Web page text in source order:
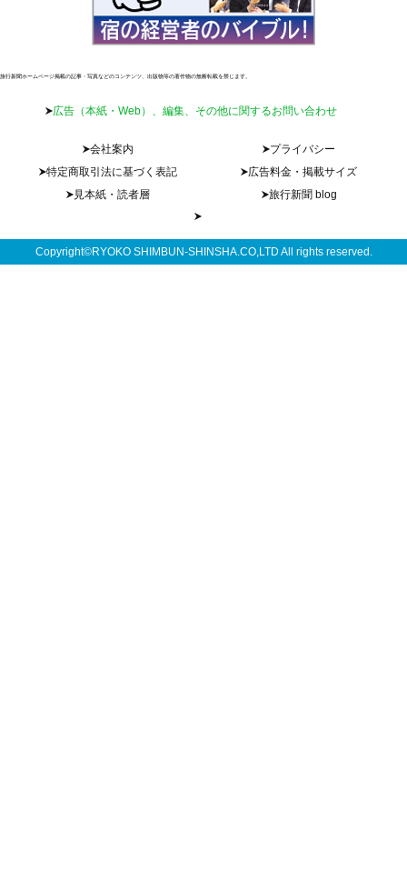
旅行新聞ホームページ掲載の記事・写真などのコンテンツ、出版物等の著作物の無断転載を禁じます。
広告（本紙・Web）、編集、その他に関するお問い合わせ
会社案内
プライバシー
特定商取引法に基づく表記
広告料金・掲載サイズ
見本紙・読者層
旅行新聞 blog
Copyright©RYOKO SHIMBUN-SHINSHA.CO,LTD All rights reserved.